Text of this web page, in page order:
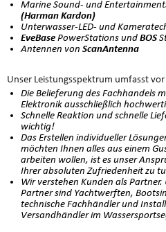
Marine Sound- und
(Harman Kardon)
Unterwasser-LED- und
EveBase PowerStations und BOS
Antennen von ScanAntenna
Unser Leistungsspektrum umfasst vor
Die Belieferung des Fachhandels
Elektronik ausschließlich
Schnelle Reaktion und schnelle
wichtig!
Das Erstellen individueller
möchten Ihnen alles aus einem
arbeiten wollen, ist es unser
Ihrer absoluten Zufriedenheit zu
Wir verstehen Kunden als
Partner sind Yachtwerften,
technische Fachhändler und
Versandhändler im